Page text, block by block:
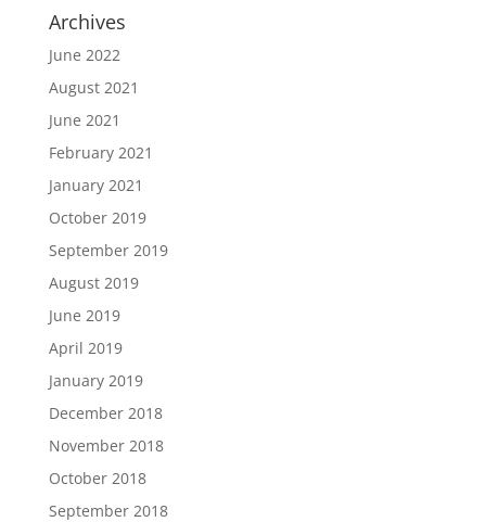
Archives
June 2022
August 2021
June 2021
February 2021
January 2021
October 2019
September 2019
August 2019
June 2019
April 2019
January 2019
December 2018
November 2018
October 2018
September 2018